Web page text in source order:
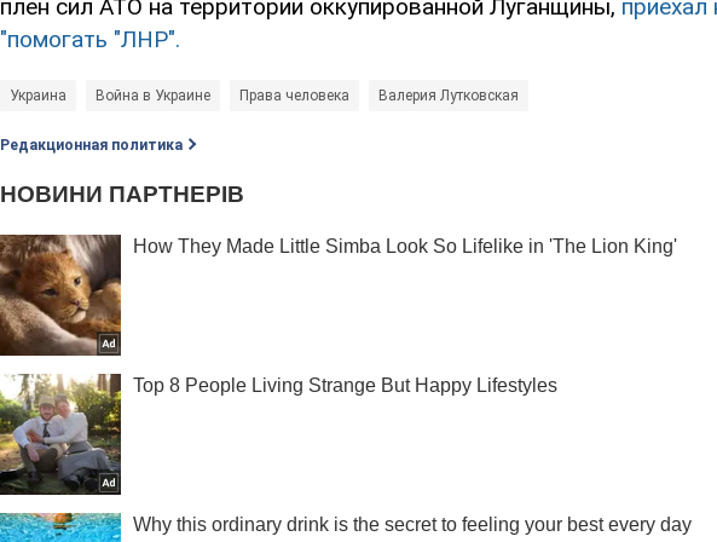
плен сил АТО на территории оккупированной Луганщины,
"помогать "ЛНР".
Украина Война в Украине Права человека Валерия Лутковская
Редакционная политика